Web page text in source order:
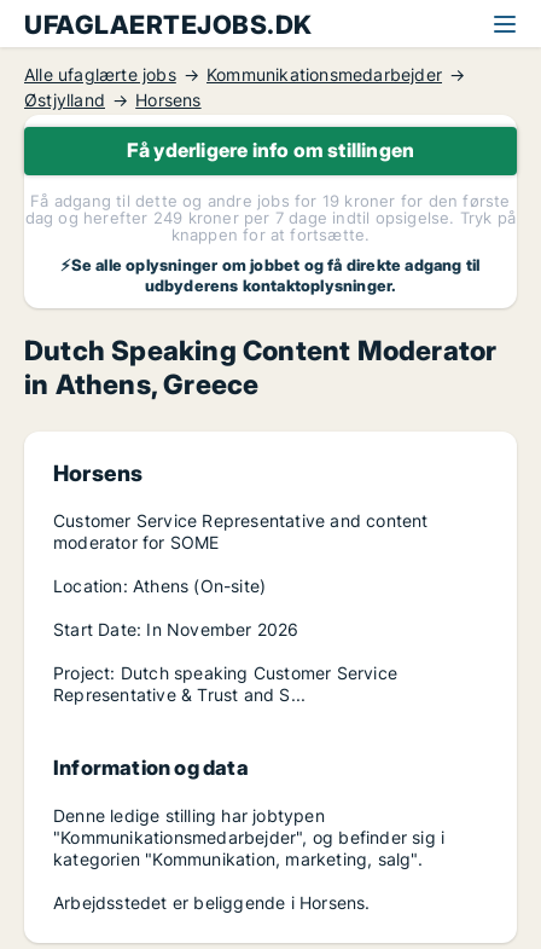
UFAGLAERTEJOBS.DK
Alle ufaglærte jobs
Kommunikationsmedarbejder
Østjylland
Horsens
Få yderligere info om stillingen
Få adgang til dette og andre jobs for 19 kroner for den første
dag og herefter 249 kroner per 7 dage indtil opsigelse. Tryk på
knappen for at fortsætte.
⚡Se alle oplysninger om jobbet og få direkte adgang til
udbyderens kontaktoplysninger.
Dutch Speaking Content Moderator
in Athens, Greece
Horsens
Customer Service Representative and content
moderator for SOME
Location: Athens (On-site)
Start Date: In November 2026
Project: Dutch speaking Customer Service
Representative & Trust and S...
Information og data
Denne ledige stilling har jobtypen
"Kommunikationsmedarbejder", og befinder sig i
kategorien "Kommunikation, marketing, salg".
Arbejdsstedet er beliggende i Horsens.